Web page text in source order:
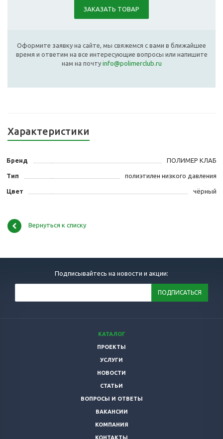
ЗАКАЗАТЬ ТОВАР
Оформите заявку на сайте, мы свяжемся с вами в ближайшее
время и ответим на все интересующие вопросы или напишите
нам на почту info@polimerclub.ru
Характеристики
Бренд ПОЛИМЕР КЛАБ
Тип полиэтилен низкого давления
Цвет чёрный
Вернуться к списку
Подписывайтесь на новости и акции:
КАТАЛОГ
ПРОЕКТЫ
УСЛУГИ
НОВОСТИ
СТАТЬИ
ВОПРОСЫ И ОТВЕТЫ
ВАКАНСИИ
КОМПАНИЯ
КОНТАКТЫ